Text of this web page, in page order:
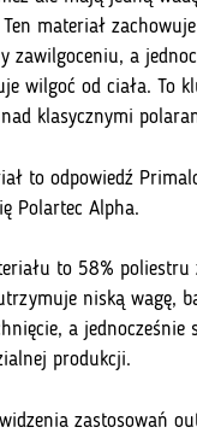
materiał
zawilgoceniu, a
wilgoć od ciała. To
nad klasycznymi
to odpowiedź
Polartec Alpha.
to 58%
niską wagę,
a jednocześnie
produkcji.
zastosowań